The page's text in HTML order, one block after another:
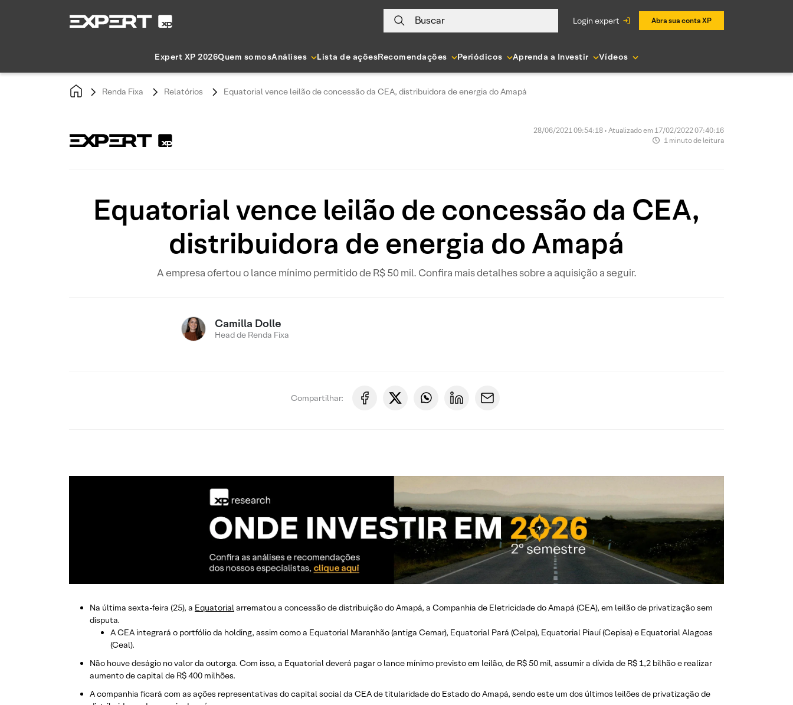
Buscar login expert Abra sua conta XP
Expert XP 2026Quem somosAnálises Lista de açõesRecomendações Periódicos Aprenda a Investir Vídeos
Renda Fixa Relatórios Equatorial vence leilão de concessão da CEA, distribuidora de energia do Amapá
28/06/2021 09:54:18 • Atualizado em 17/02/2022 07:40:16
1 minuto de leitura
Equatorial vence leilão de concessão da CEA,
distribuidora de energia do Amapá
A empresa ofertou o lance mínimo permitido de R$ 50 mil. Confira mais detalhes sobre a aquisição a seguir.
Camilla Dolle
Head de Renda Fixa
Compartilhar:
Na última sexta-feira (25), a Equatorialarrematou a concessão de distribuição do Amapá, a Companhia de Eletricidade do Amapá (CEA), em leilão de privatização sem
disputa.
A CEA integrará o portfólio da holding, assim como a Equatorial Maranhão (antiga Cemar), Equatorial Pará (Celpa), Equatorial Piauí (Cepisa) e Equatorial Alagoas
(Ceal).
Não houve deságio no valor da outorga. Com isso, a Equatorial deverá pagar o lance mínimo previsto em leilão, de R$ 50 mil, assumir a dívida de R$ 1,2 bilhão e realizar
aumento de capital de R$ 400 milhões.
A companhia ficará com as ações representativas do capital social da CEA de titularidade do Estado do Amapá, sendo este um dos últimos leilões de privatização de